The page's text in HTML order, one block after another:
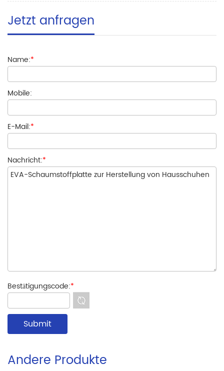
Jetzt anfragen
Name:*
Mobile:
E-Mail:*
Nachricht:*
Bestätigungscode:*
Andere Produkte